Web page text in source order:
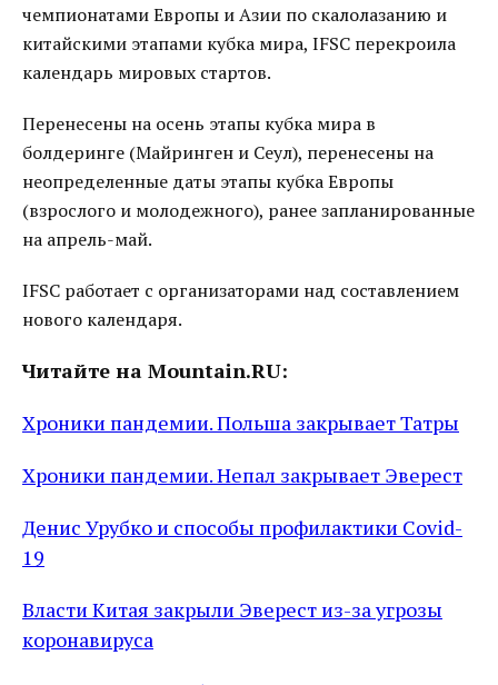
чемпионатами Европы и Азии по скалолазанию и
китайскими этапами кубка мира, IFSC перекроила
календарь мировых стартов.
Перенесены на осень этапы кубка мира в
болдеринге (Майринген и Сеул), перенесены на
неопределенные даты этапы кубка Европы
(взрослого и молодежного), ранее запланированные
на апрель-май.
IFSC работает с организаторами над составлением
нового календаря.
Читайте на Mountain.RU:
Хроники пандемии. Польша закрывает Татры
Хроники пандемии. Непал закрывает Эверест
Денис Урубко и способы профилактики Covid-
19
Власти Китая закрыли Эверест из-за угрозы
коронавируса